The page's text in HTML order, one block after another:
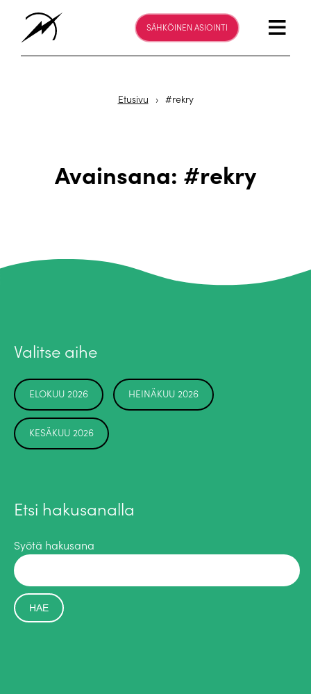
SÄHKÖINEN ASIOINTI
Etusivu › #rekry
Avainsana: #rekry
Valitse aihe
ELOKUU 2026 HEINÄKUU 2026
KESÄKUU 2026
Etsi hakusanalla
Syötä hakusana